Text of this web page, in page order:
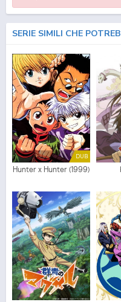
SERIE SIMILI CHE
DUB
Hunter x Hunter (1999)